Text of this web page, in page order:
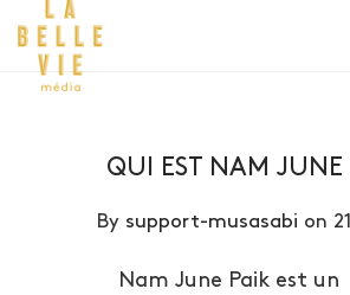
QUI EST NAM JUNE
By support-musasabi on
Nam June Paik est un